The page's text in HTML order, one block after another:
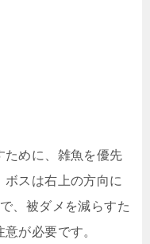
ために、雑魚を優先
ボスは右上の方向に
、被ダメを減らすた
が必要です。